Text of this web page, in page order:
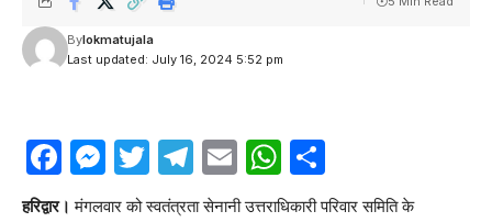
Last updated: July 16, 2024 5:52 pm
Bylokmatujala
Facebook
Messenger
Twitter
Telegram
EmailWhatsApp
हरिद्वार। मंगलवार को स्वतंत्रता सेनानी उत्तराधिकारी परिवार समिति के